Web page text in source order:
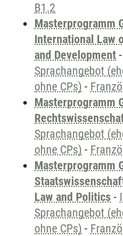
B1.2
Masterprogramm
International Law
and Development -
Sprachangebot
ohne CPs) -
Masterprogramm
Sprachangebot
ohne CPs) -
Masterprogramm
Law and Politics -
Sprachangebot
ohne CPs) -